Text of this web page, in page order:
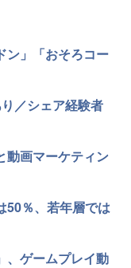
ン」「おそろコー
／シェア経験者
動画マーケティン
50％、若年層では
、ゲームプレイ動